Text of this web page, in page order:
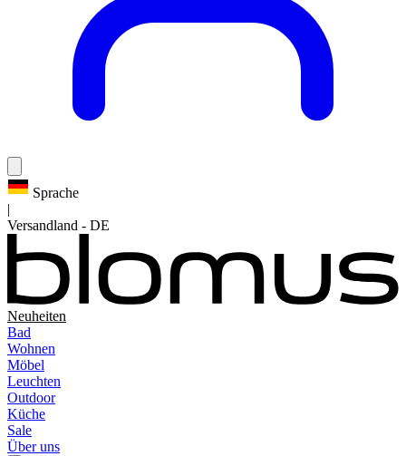
Sprache
|
Versandland - DE
Neuheiten
Bad
Wohnen
Möbel
Leuchten
Outdoor
Küche
Sale
Über uns